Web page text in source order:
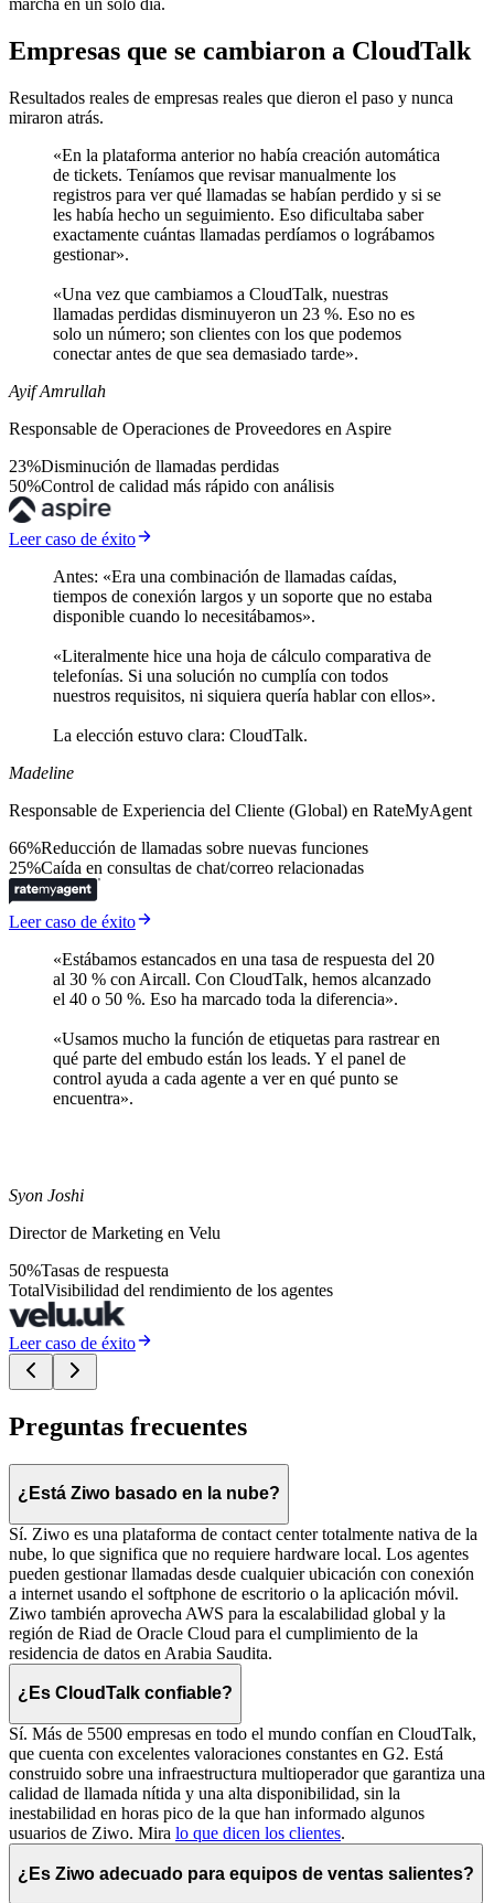
marcha en un solo día.
Empresas que se cambiaron a CloudTalk
Resultados reales de empresas reales que dieron el paso y nunca
miraron atrás.
«En la plataforma anterior no había creación automática
de tickets. Teníamos que revisar manualmente los
registros para ver qué llamadas se habían perdido y si se
les había hecho un seguimiento. Eso dificultaba saber
exactamente cuántas llamadas perdíamos o lográbamos
gestionar».
«Una vez que cambiamos a CloudTalk, nuestras
llamadas perdidas disminuyeron un 23 %. Eso no es
solo un número; son clientes con los que podemos
conectar antes de que sea demasiado tarde».
Ayif Amrullah
Responsable de Operaciones de Proveedores en Aspire
23%Disminución de llamadas perdidas
50%Control de calidad más rápido con análisis
Leer caso de éxito
Antes: «Era una combinación de llamadas caídas,
tiempos de conexión largos y un soporte que no estaba
disponible cuando lo necesitábamos».
«Literalmente hice una hoja de cálculo comparativa de
telefonías. Si una solución no cumplía con todos
nuestros requisitos, ni siquiera quería hablar con ellos».
La elección estuvo clara: CloudTalk.
Madeline
Responsable de Experiencia del Cliente (Global) en RateMyAgent
66%Reducción de llamadas sobre nuevas funciones
25%Caída en consultas de chat/correo relacionadas
Leer caso de éxito
«Estábamos estancados en una tasa de respuesta del 20
al 30 % con Aircall. Con CloudTalk, hemos alcanzado
el 40 o 50 %. Eso ha marcado toda la diferencia».
«Usamos mucho la función de etiquetas para rastrear en
qué parte del embudo están los leads. Y el panel de
control ayuda a cada agente a ver en qué punto se
encuentra».
Syon Joshi
Director de Marketing en Velu
50%Tasas de respuesta
TotalVisibilidad del rendimiento de los agentes
Leer caso de éxito
Preguntas frecuentes
¿Está Ziwo basado en la nube?
Sí. Ziwo es una plataforma de contact center totalmente nativa de la
nube, lo que significa que no requiere hardware local. Los agentes
pueden gestionar llamadas desde cualquier ubicación con conexión
a internet usando el softphone de escritorio o la aplicación móvil.
Ziwo también aprovecha AWS para la escalabilidad global y la
región de Riad de Oracle Cloud para el cumplimiento de la
residencia de datos en Arabia Saudita.
¿Es CloudTalk confiable?
Sí. Más de 5500 empresas en todo el mundo confían en CloudTalk,
que cuenta con excelentes valoraciones constantes en G2. Está
construido sobre una infraestructura multioperador que garantiza una
calidad de llamada nítida y una alta disponibilidad, sin la
inestabilidad en horas pico de la que han informado algunos
usuarios de Ziwo. Mira lo que dicen los clientes.
¿Es Ziwo adecuado para equipos de ventas salientes?